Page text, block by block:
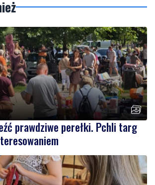
z innymi:
prawdziwe perełki. Pchli targ